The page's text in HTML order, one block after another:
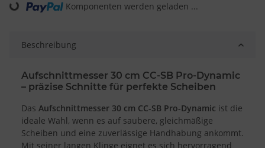
Loading... Komponenten werden geladen ...
Beschreibung
Aufschnittmesser 30 cm CC-SB Pro-Dynamic
– präzise Schnitte für perfekte Scheiben
Das Aufschnittmesser 30 cm CC-SB Pro-Dynamic ist die
ideale Wahl, wenn es auf saubere, gleichmäßige
Scheiben und eine zuverlässige Handhabung ankommt.
Mit seiner langen Klinge eignet es sich hervorragend